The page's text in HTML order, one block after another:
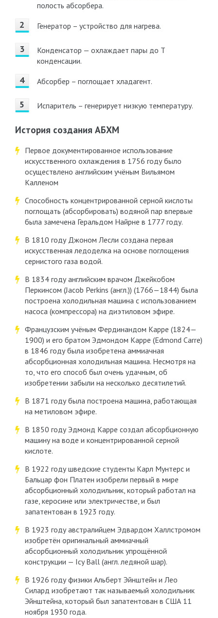
полость абсорбера.
Генератор – устройство для нагрева.
Конденсатор — охлаждает пары до Т
конденсации.
Абсорбер – поглощает хладагент.
Испаритель – генерирует низкую температуру.
История создания АБХМ
Первое документированное использование
искусственного охлаждения в 1756 году было
осуществлено английским учёным Вильямом
Калленом
Способность концентрированной серной кислоты
поглощать (абсорбировать) водяной пар впервые
была замечена Геральдом Найрне в 1777 году.
В 1810 году Джоном Лесли создана первая
искусственная ледоделка на основе поглощения
сернистого газа водой.
В 1834 году английским врачом Джейкобом
Перкинсом (Jacob Perkins (англ.)) (1766—1844) была
построена холодильная машина с использованием
насоса (компрессора) на диэтиловом эфире.
Французским учёным Фердинандом Карре (1824—
1900) и его братом Эдмондом Карре (Edmond Carre)
в 1846 году была изобретена аммиачная
абсорбционная холодильная машина. Несмотря на
то, что его способ был очень удачным, об
изобретении забыли на несколько десятилетий.
В 1871 году была построена машина, работающая
на метиловом эфире.
В 1850 году Эдмонд Карре создал абсорбционную
машину на воде и концентрированной серной
кислоте.
В 1922 году шведские студенты Карл Мунтерс и
Бальцар фон Платен изобрели первый в мире
абсорбционный холодильник, который работал на
газе, керосине или электричестве, и был
запатентован в 1923 году.
В 1923 году австралийцем Эдвардом Халлстромом
изобретён оригинальный аммиачный
абсорбционный холодильник упрощённой
конструкции — Icy Ball (англ. ледяной шар).
В 1926 году физики Альберт Эйнштейн и Лео
Силард изобретают так называемый холодильник
Эйнштейна, который был запатентован в США 11
ноября 1930 года.